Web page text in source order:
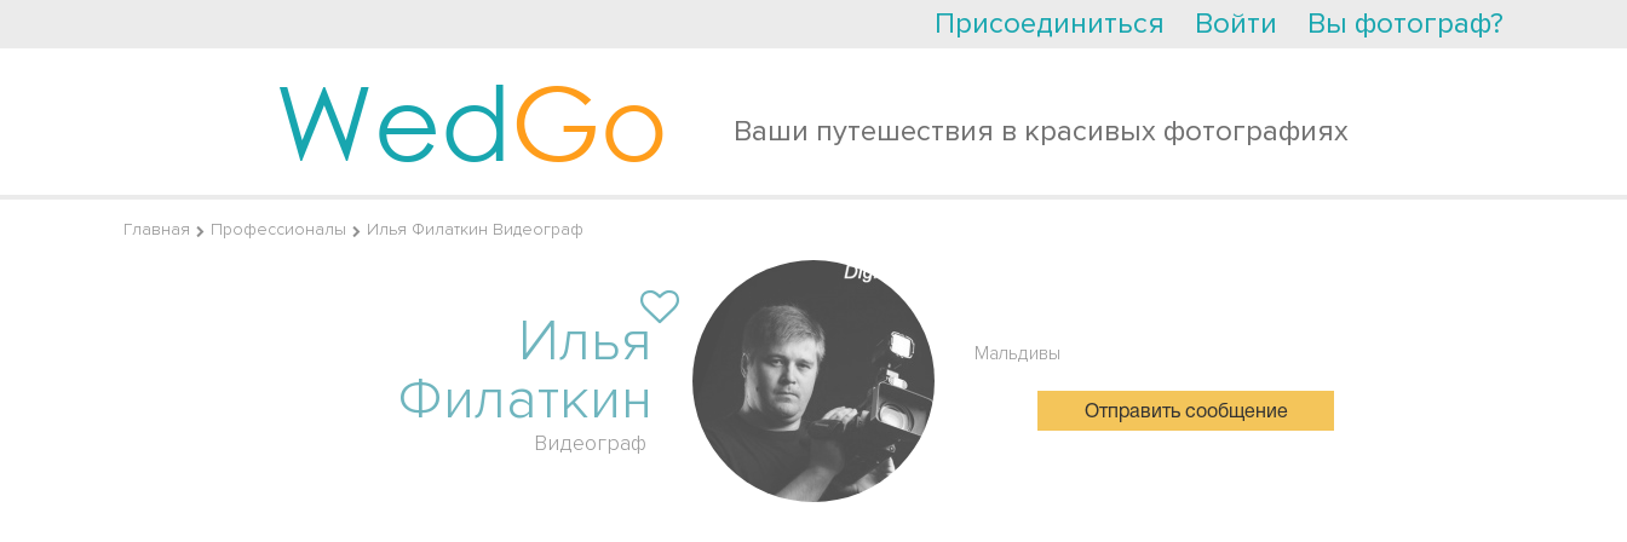
Присоединиться Войти Вы фотограф?
WedGo Ваши путешествия в красивых фотографиях
Главная Профессионалы Илья Филаткин Видеограф
Илья
Филаткин
Видеограф
Мальдивы
Отправить сообщение